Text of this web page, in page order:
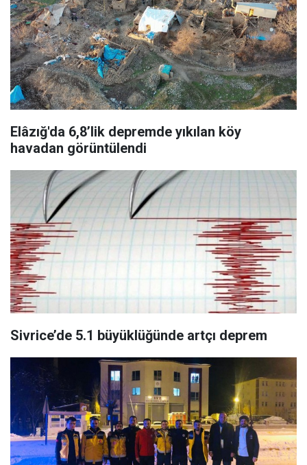
Elâzığ'da 6,8’lik depremde yıkılan köy
havadan görüntülendi
Sivrice’de 5.1 büyüklüğünde artçı deprem